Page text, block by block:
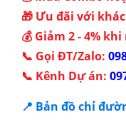
🎁 Ưu đãi với
💰 Giảm 2 - 4%
📞 Gọi ĐT/Zalo:
📞 Kênh Dự án:
📍 Bản đồ chỉ